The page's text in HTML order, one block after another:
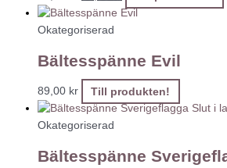
Okategoriserad
Bältesspänne Evil
89,00 kr
Till produkten!
Slut i
Okategoriserad
Bältesspänne